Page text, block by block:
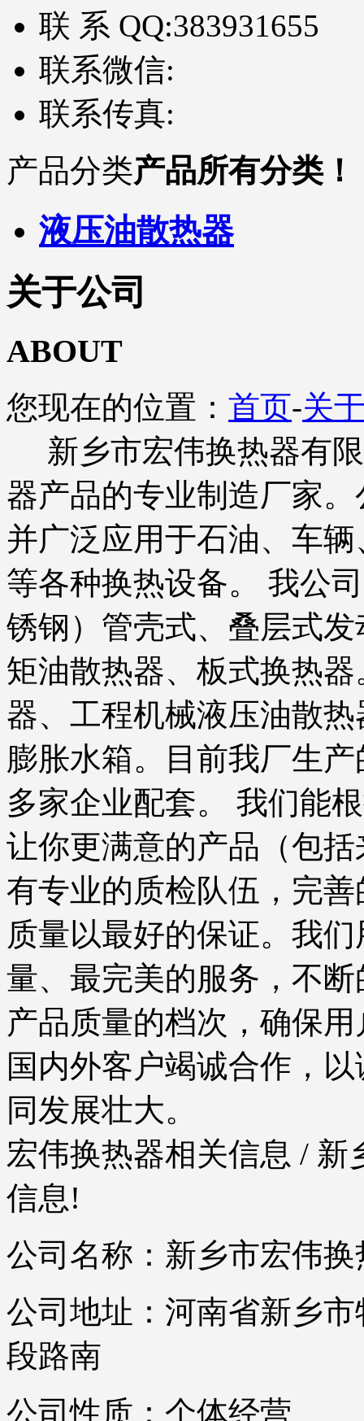
联 系 QQ:383931655
联系微信:
联系传真:
产品分类产品所有分类！
液压油散热器
关于公司
ABOUT
您现在的位置： 首页-关
新乡市宏伟换热器有
器产品的专业制造厂家
并广泛应用于石油、车
等各种换热设备。 我公
锈钢）管壳式、叠层式
矩油散热器、板式换热
器、工程机械液压油散
膨胀水箱。目前我厂生
多家企业配套。 我们能
让你更满意的产品（包
有专业的质检队伍，完
质量以最好的保证。我
量、最完美的服务，不
产品质量的档次，确保
国内外客户竭诚合作，
同发展壮大。
宏伟换热器相关信息 / 新
信息!
公司名称：新乡市宏伟
公司地址：河南省新乡
段路南
公司性质：个体经营